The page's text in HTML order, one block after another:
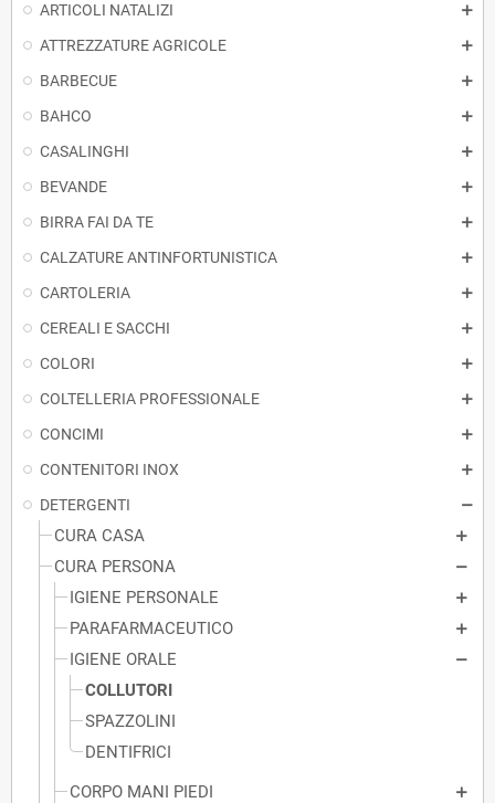
ARTICOLI NATALIZI
ATTREZZATURE AGRICOLE
BARBECUE
BAHCO
CASALINGHI
BEVANDE
BIRRA FAI DA TE
CALZATURE ANTINFORTUNISTICA
CARTOLERIA
CEREALI E SACCHI
COLORI
COLTELLERIA PROFESSIONALE
CONCIMI
CONTENITORI INOX
DETERGENTI
CURA CASA
CURA PERSONA
IGIENE PERSONALE
PARAFARMACEUTICO
IGIENE ORALE
COLLUTORI
SPAZZOLINI
DENTIFRICI
CORPO MANI PIEDI